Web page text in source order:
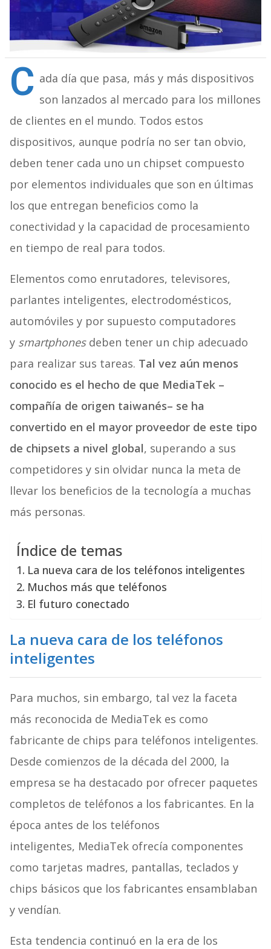
C ada día que pasa, más y más dispositivos
son lanzados al mercado para los millones
de clientes en el mundo. Todos estos
dispositivos, aunque podría no ser tan obvio,
deben tener cada uno un chipset compuesto
por elementos individuales que son en últimas
los que entregan beneficios como la
conectividad y la capacidad de procesamiento
en tiempo de real para todos.
Elementos como enrutadores, televisores,
parlantes inteligentes, electrodomésticos,
automóviles y por supuesto computadores
y smartphonesdeben tener un chip adecuado
para realizar sus tareas. Tal vez aún menos
conocido es el hecho de que MediaTek –
compañía de origen taiwanés– se ha
convertido en el mayor proveedor de este tipo
de chipsets a nivel global, superando a sus
competidores y sin olvidar nunca la meta de
llevar los beneficios de la tecnología a muchas
más personas.
Índice de temas
La nueva cara de los teléfonos inteligentes
Muchos más que teléfonos
El futuro conectado
La nueva cara de los teléfonos
inteligentes
Para muchos, sin embargo, tal vez la faceta
más reconocida de MediaTek es como
fabricante de chips para teléfonos inteligentes.
Desde comienzos de la década del 2000, la
empresa se ha destacado por ofrecer paquetes
completos de teléfonos a los fabricantes. En la
época antes de los teléfonos
inteligentes, MediaTek ofrecía componentes
como tarjetas madres, pantallas, teclados y
chips básicos que los fabricantes ensamblaban
y vendían.
Esta tendencia continuó en la era de los